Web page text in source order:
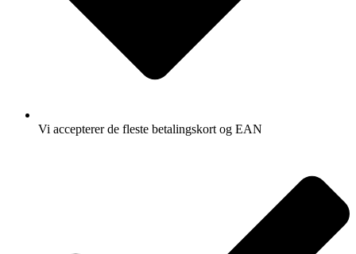
Vi accepterer de fleste betalingskort og EAN